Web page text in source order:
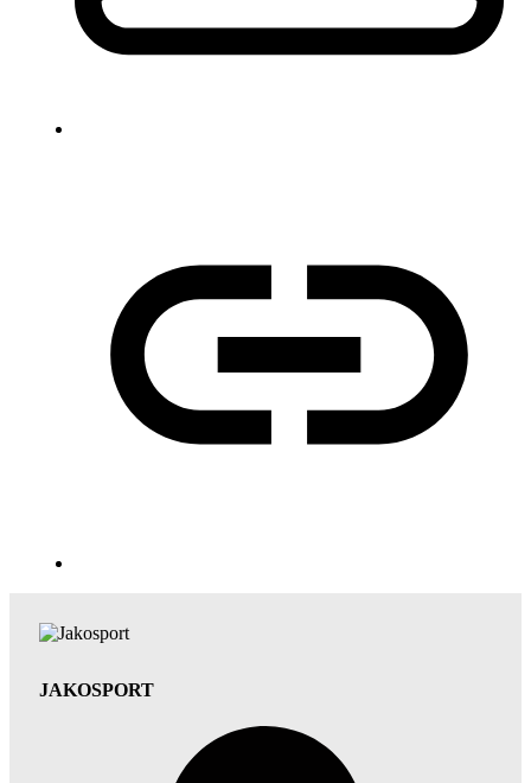
JAKOSPORT